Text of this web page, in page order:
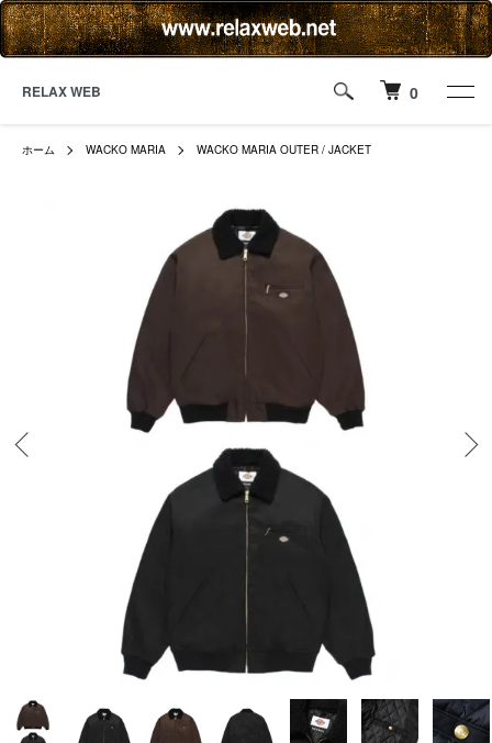
RELAX WEB 0
ホーム WACKO MARIA WACKO MARIA OUTER / JACKET